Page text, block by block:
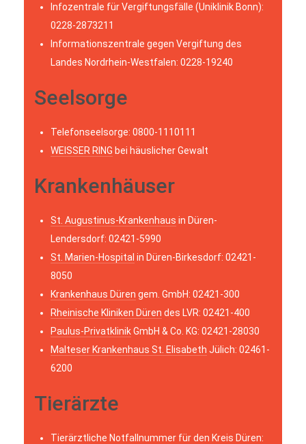
Infozentrale für Vergiftungsfälle (Uniklinik Bonn):
0228-2873211
Informationszentrale gegen Vergiftung des
Landes Nordrhein-Westfalen: 0228-19240
Seelsorge
Telefonseelsorge: 0800-1110111
WEISSER RING bei häuslicher Gewalt
Krankenhäuser
St. Augustinus-Krankenhaus in Düren-
Lendersdorf: 02421-5990
St. Marien-Hospital in Düren-Birkesdorf: 02421-
8050
Krankenhaus Düren gem. GmbH: 02421-300
Rheinische Kliniken Düren des LVR: 02421-400
Paulus-PrivatklinikGmbH & Co. KG: 02421-28030
Malteser Krankenhaus St. Elisabeth Jülich: 02461-
6200
Tierärzte
Tierärztliche Notfallnummer für den Kreis Düren: